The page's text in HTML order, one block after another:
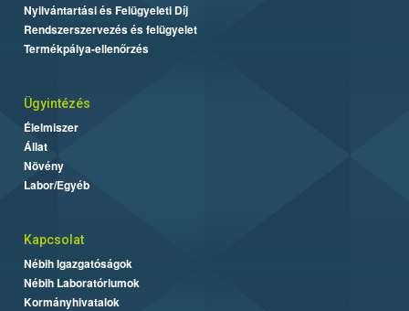
Nyilvántartási és Felügyeleti Díj
Rendszerszervezés és felügyelet
Termékpálya-ellenőrzés
Ügyintézés
Élelmiszer
Állat
Növény
Labor/Egyéb
Kapcsolat
Nébih Igazgatóságok
Nébih Laboratóriumok
Kormányhivatalok